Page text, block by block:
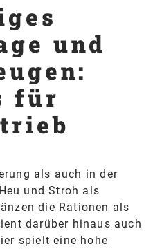
und
für
als auch in der
und Stroh als
die Rationen als
darüber hinaus auch
spielt eine hohe